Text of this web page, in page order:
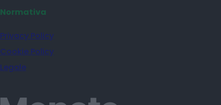
Normativa
Privacy Policy
Cookie Policy
Legale